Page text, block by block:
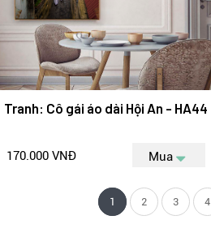
Tranh: Cô gái áo dài Hội An - HA44
170.000 VNĐ Mua
1 2 3 4